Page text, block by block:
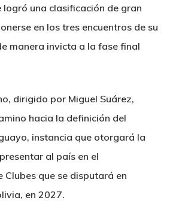
logró una clasificación de gran
en los tres encuentros de su
manera invicta a la fase final
dirigido por Miguel Suárez,
hacia la definición del
instancia que otorgará la
al país en el
Clubes que se disputará en
en 2027.